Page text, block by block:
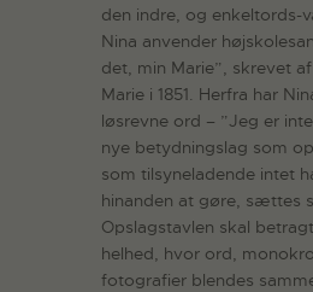
den indre, og enkeltords-
Nina anvender
det, min Marie”, skrevet
Marie i 1851. Herfra har
løsrevne ord – ”Jeg er
nye betydningslag som
som tilsyneladende intet
hinanden at gøre, sættes
Opslagstavlen skal
helhed, hvor ord,
fotografier blendes